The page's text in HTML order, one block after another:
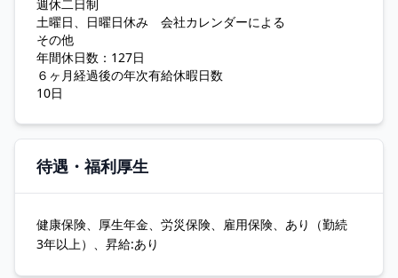
週休二日制
土曜日、日曜日休み 会社カレンダーによる
その他
年間休日数：127日
６ヶ月経過後の年次有給休暇日数
10日
待遇・福利厚生
健康保険、厚生年金、労災保険、雇用保険、あり（勤続
3年以上）、昇給:あり